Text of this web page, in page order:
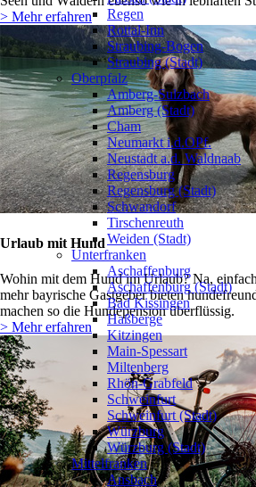
> Mehr erfahren
Urlaub mit Hund
Wohin mit dem Hund im Urlaub? Na,
mehr bayrische Gastgeber bieten
machen so die Hundepension überflüssig.
> Mehr erfahren
Regen
Rottal-Inn
Straubing-Bogen
Straubing (Stadt)
Oberpfalz
Amberg-Sulzbach
Amberg (Stadt)
Cham
Neumarkt i.d.OPf.
Neustadt a.d. Waldnaab
Regensburg
Regensburg (Stadt)
Schwandorf
Tirschenreuth
Weiden (Stadt)
Unterfranken
Aschaffenburg
Aschaffenburg (Stadt)
Bad Kissingen
Haßberge
Kitzingen
Main-Spessart
Miltenberg
Rhön-Grabfeld
Schweinfurt
Schweinfurt (Stadt)
Würzburg
Würzburg (Stadt)
Mittelfranken
Ansbach